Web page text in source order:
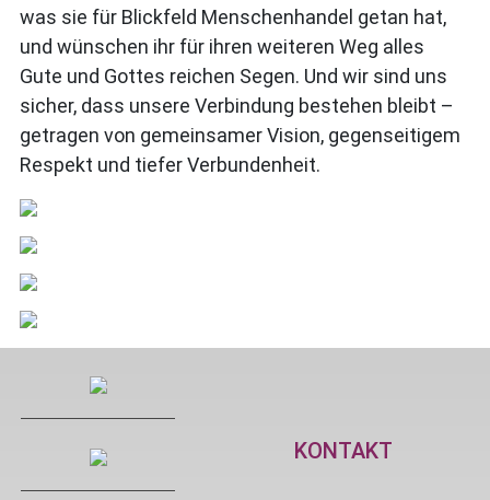
was sie für Blickfeld Menschenhandel getan hat,
und wünschen ihr für ihren weiteren Weg alles
Gute und Gottes reichen Segen. Und wir sind uns
sicher, dass unsere Verbindung bestehen bleibt –
getragen von gemeinsamer Vision, gegenseitigem
Respekt und tiefer Verbundenheit.
KONTAKT